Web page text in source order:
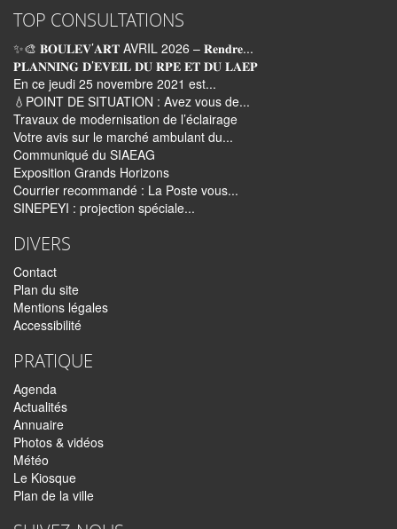
TOP CONSULTATIONS
✨🎨 𝐁𝐎𝐔𝐋𝐄𝐕’𝐀𝐑𝐓 AVRIL 2026 – 𝐑𝐞𝐧𝐝𝐫𝐞...
𝐏𝐋𝐀𝐍𝐍𝐈𝐍𝐆 𝐃’𝐄𝐕𝐄𝐈𝐋 𝐃𝐔 𝐑𝐏𝐄 𝐄𝐓 𝐃𝐔 𝐋𝐀𝐄𝐏
En ce jeudi 25 novembre 2021 est...
💧POINT DE SITUATION : Avez vous de...
Travaux de modernisation de l’éclairage
Votre avis sur le marché ambulant du...
Communiqué du SIAEAG
Exposition Grands Horizons
Courrier recommandé : La Poste vous...
SINEPEYI : projection spéciale...
DIVERS
Contact
Plan du site
Mentions légales
Accessibilité
PRATIQUE
Agenda
Actualités
Annuaire
Photos & vidéos
Météo
Le Kiosque
Plan de la ville